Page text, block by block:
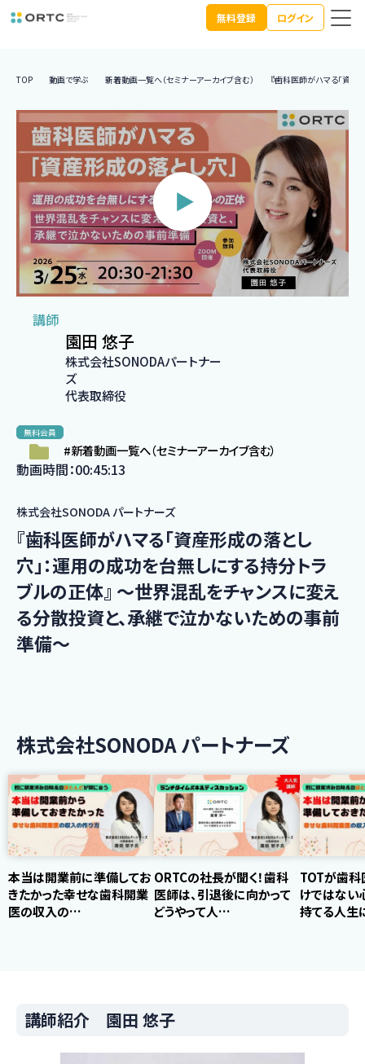
無料登録 ログイン
TOP 動画で学ぶ 新着動画一覧へ（セミナーアーカイブ含む） 『歯科医師がハマる「資
株式会社SONODA パートナーズ
『歯科医師がハマる「資産形成の落とし
穴」：運用の成功を台無しにする持分トラ
ブルの正体』 ～世界混乱をチャンスに変え
る分散投資と、承継で泣かないための事前
準備～
講師
園田 悠子
株式会社SONODAパートナー
ズ
代表取締役
無料会員
#新着動画一覧へ（セミナーアーカイブ含む）
動画時間：00:45:13
株式会社SONODA パートナーズ
本当は開業前に準備してお
きたかった幸せな歯科開業
医の収入の…
ORTCの社長が聞く！歯科
医師は、引退後に向かって
どうやって人…
TOTが歯科
けではない
持てる人
講師紹介 園田 悠子